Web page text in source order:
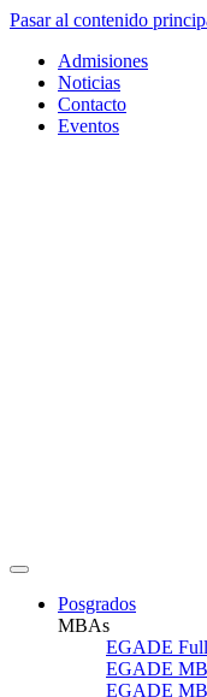
Pasar al contenido
Admisiones
Noticias
Contacto
Eventos
Posgrados
MBAs
EGADE
EGADE
EGADE